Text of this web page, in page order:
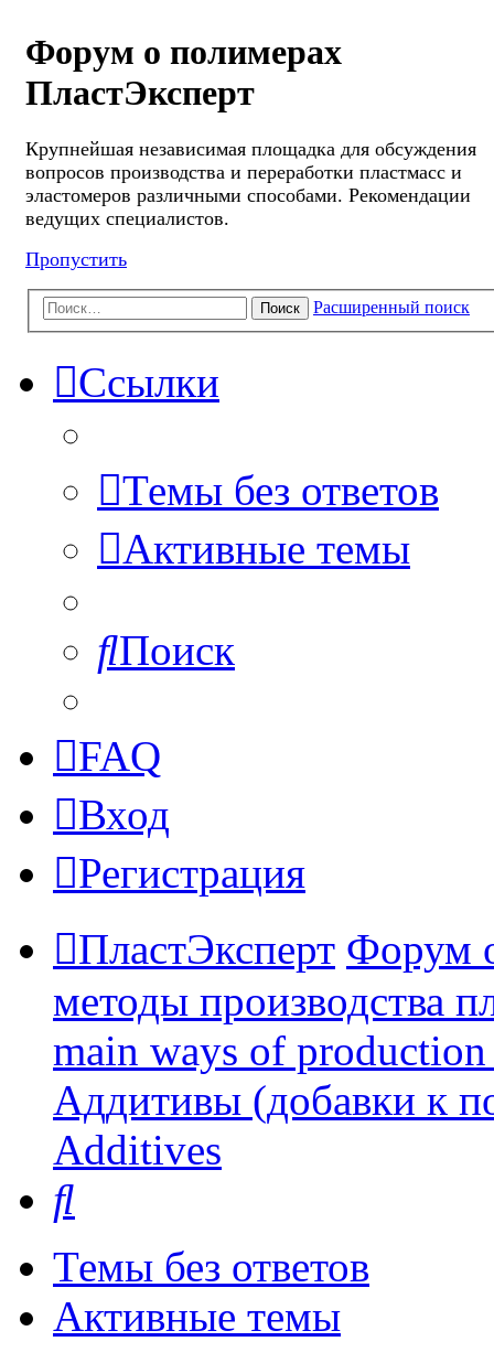
Форум о полимерах
ПластЭксперт
Крупнейшая независимая площадка для обсуждения
вопросов производства и переработки пластмасс и
эластомеров различными способами. Рекомендации
ведущих специалистов.
Пропустить
Поиск Расширенный поиск
Ссылки
Темы без ответов
Активные темы
Поиск
FAQ
Вход
Регистрация
ПластЭксперт Форум
методы производства
main ways of
Аддитивы (добавки к
Additives
Темы без ответов
Активные темы